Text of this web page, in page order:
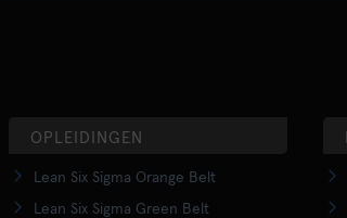
OPLEIDINGEN
Lean Six Sigma Orange Belt
Lean Six Sigma Green Belt